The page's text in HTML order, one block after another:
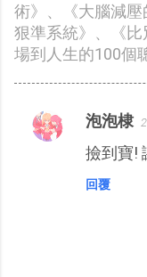
術》、《大腦減
狠準系統》、《
場到人生的100個
留
泡泡棣
撿到寶!
回覆